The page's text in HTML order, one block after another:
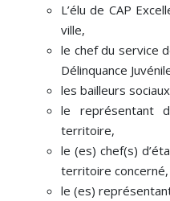
L’élu de CAP
ville,
le chef du service
Délinquance
les bailleurs sociaux
le représentant
territoire,
le (es) chef(s)
territoire concerné,
le (es)